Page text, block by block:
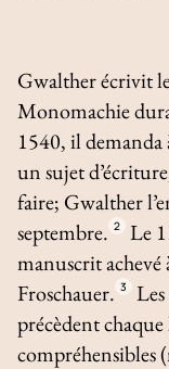
Gwalther écrivit
Monomachie
1540, il
un sujet
faire; Gwalther
septembre. 2
Le
manuscrit
Froschauer. 3
précèdent
compréhensibles